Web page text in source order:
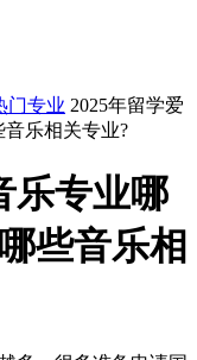
门专业 2025年留学爱
乐相关专业?
乐专业哪
些音乐相